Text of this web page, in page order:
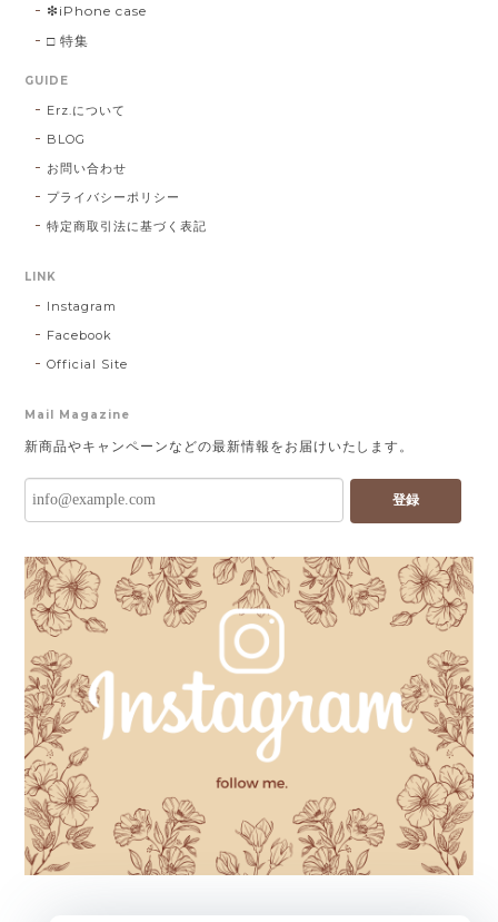
❇︎iPhone case
□ 特集
GUIDE
Erz.について
BLOG
お問い合わせ
プライバシーポリシー
特定商取引法に基づく表記
LINK
Instagram
Facebook
Official Site
Mail Magazine
新商品やキャンペーンなどの最新情報をお届けいたします。
登録